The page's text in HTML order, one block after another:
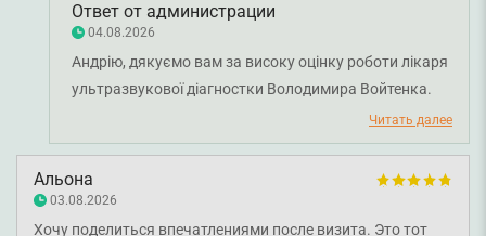
Ответ от администрации
04.08.2026
Андрію, дякуємо вам за високу оцінку роботи лікаря
ультразвукової діагностки Володимира Войтенка.
Нам приємно знати, що ви залишилися задоволені
проведенням ультразвукових досліджень та
відзначили уважність і професійний підхід фахівця.
Бажаємо вам міцного здоров'я!
Читать далее
Альона
03.08.2026
Хочу поделиться впечатлениями после визита. Это тот